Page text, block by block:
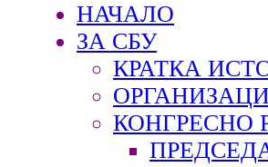
НАЧАЛО
ЗА СБУ
КРАТКА
КОНГРЕСНО